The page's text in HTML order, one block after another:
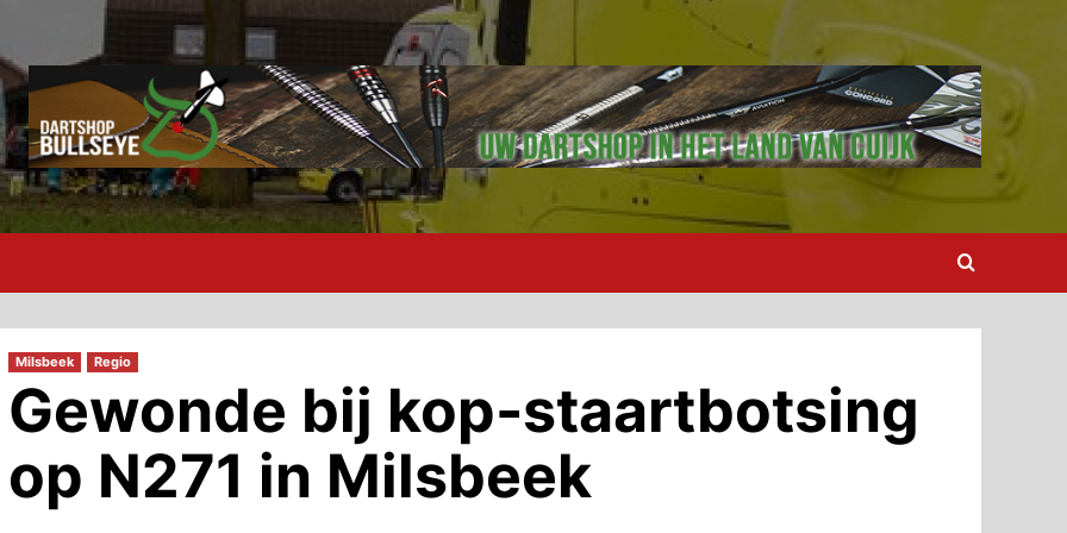
Milsbeek Regio
Gewonde bij kop-staartbotsing
op N271 in Milsbeek